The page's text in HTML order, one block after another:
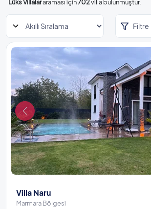
Lüks Villalararaması için702villa bulunmuştur.
Filtre
Villa Naru
Marmara Bölgesi